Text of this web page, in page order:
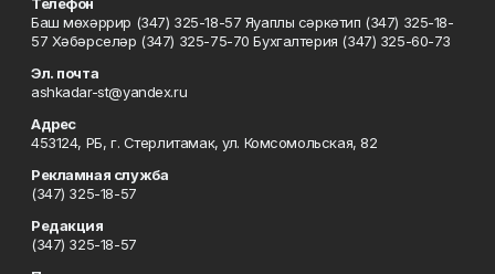
Баш мөхәррир (347) 325-18-57 Яуаплы сәркәтип (347) 325-18-
57 Хәбәрселәр (347) 325-75-70 Бухгалтерия (347) 325-60-73
Эл. почта
ashkadar-st@yandex.ru
Адрес
453124, РБ, г. Стерлитамак, ул. Комсомольская, 82
Рекламная служба
(347) 325-18-57
Редакция
(347) 325-18-57